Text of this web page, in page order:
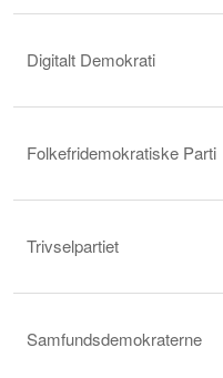
Digitalt Demokrati
Folkefridemokratiske Parti
Trivselpartiet
Samfundsdemokraterne